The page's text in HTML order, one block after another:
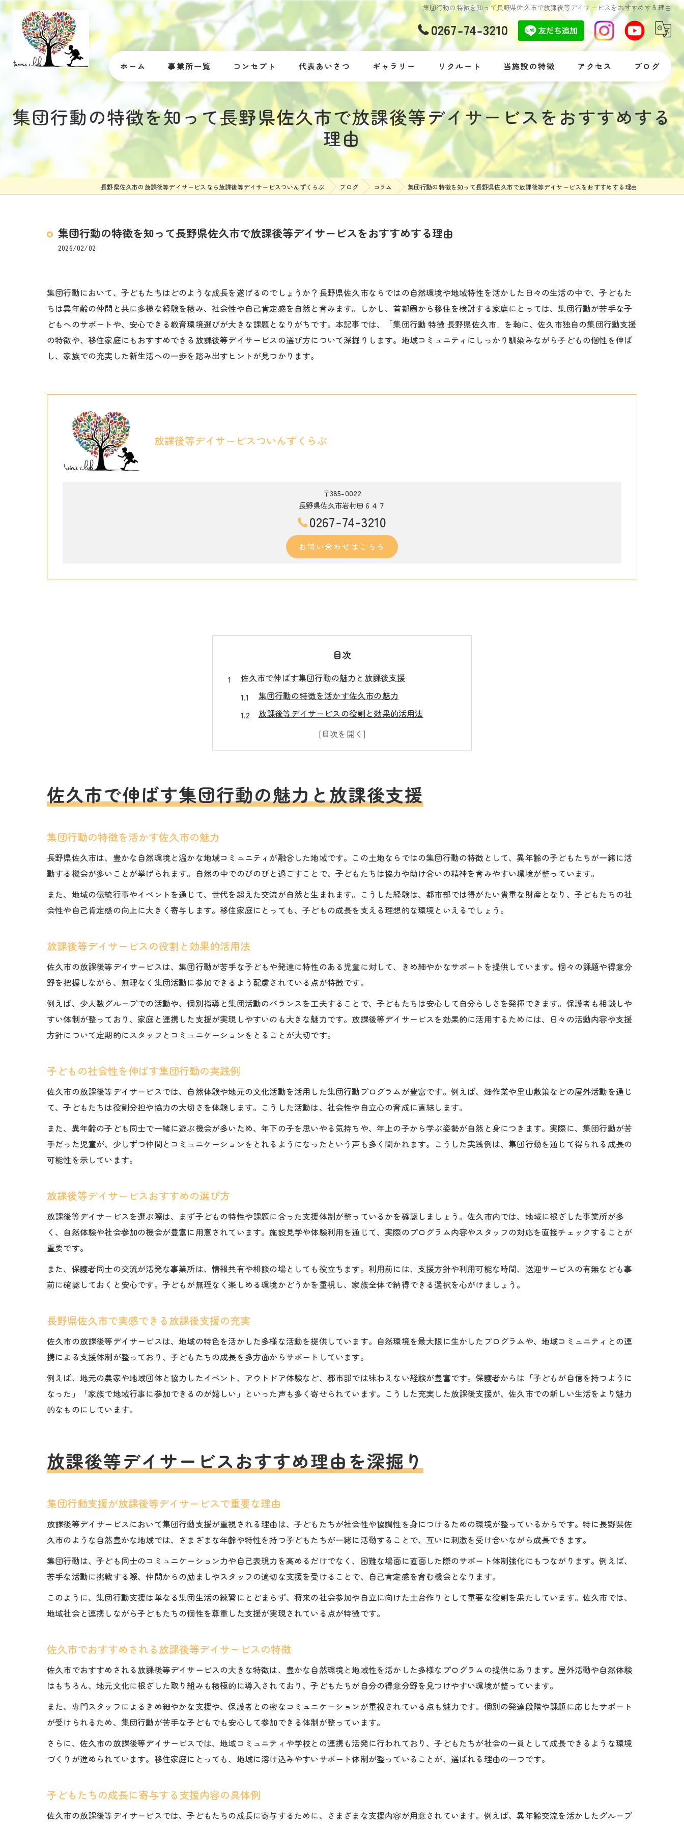
集団行動の特徴を知って長野県佐久市で放課後等デイサービスをおすすめする理由
0267-74-3210
ホーム 事業所一覧 コンセプト 代表あいさつ ギャラリー リクルート 当施設の特徴
自閉症
発達障がい
落ち着きがない
体験
アクセス ブログ
コラム
集団行動の特徴を知って長野県佐久市で放課後等デイサービスをおすすめする
理由
長野県佐久市の放課後等デイサービスなら放課後等デイサービスついんずくらぶ ブログ コラム 集団行動の特徴を知って長野県佐久市で放課後等デイサービスをおすすめする理由
集団行動の特徴を知って長野県佐久市で放課後等デイサービスをおすすめする理由
2026/02/02
集団行動において、子どもたちはどのような成長を遂げるのでしょうか？長野県佐久市ならではの自然環境や地域特性を活かした日々の生活の中で、子どもた
ちは異年齢の仲間と共に多様な経験を積み、社会性や自己肯定感を自然と育みます。しかし、首都圏から移住を検討する家庭にとっては、集団行動が苦手な子
どもへのサポートや、安心できる教育環境選びが大きな課題となりがちです。本記事では、「集団行動 特徴 長野県佐久市」を軸に、佐久市独自の集団行動支援
の特徴や、移住家庭にもおすすめできる放課後等デイサービスの選び方について深掘りします。地域コミュニティにしっかり馴染みながら子どもの個性を伸ば
し、家族での充実した新生活への一歩を踏み出すヒントが見つかります。
放課後等デイサービスついんずくらぶ
〒385-0022
長野県佐久市岩村田６４７
0267-74-3210
お問い合わせはこちら
目次
佐久市で伸ばす集団行動の魅力と放課後支援
集団行動の特徴を活かす佐久市の魅力
放課後等デイサービスの役割と効果的活用法
子どもの社会性を伸ばす集団行動の実践例
放課後等デイサービスおすすめの選び方
放課後等デイサービスおすすめ理由を深掘り
集団行動支援が放課後等デイサービスで重要な理由
保護者が注目したいおすすめポイントとは
地域特性を反映した放課後の集団活動の魅力
自然豊かな佐久市が育む集団行動の特徴とは
自然環境を活かす集団行動の独自性
異年齢交流で広がる子どもの社会性
自然と共に育つ放課後等デイサービスの魅力
子どもの個性を活かす放課後等デイサービス選び
個性を伸ばす放課後等デイサービスの選び方
集団行動が苦手な子にも合う支援方法
多様な子どもに対応したサポート体制
集団行動が苦手な子へ佐久市でできること
集団行動が苦手な子どもへの支援策
放課後等デイサービス活用で安心を提供
移住家庭に響く佐久市の集団行動支援の実例
移住家庭が実感する集団行動支援の良さ
佐久市に根付いた集団活動の特徴的な場面
保護者の声で分かる安心ポイント
佐久市で伸ばす集団行動の魅力と放課後支援
集団行動の特徴を活かす佐久市の魅力
長野県佐久市は、豊かな自然環境と温かな地域コミュニティが融合した地域です。この土地ならではの集団行動の特徴として、異年齢の子どもたちが一緒に活
動する機会が多いことが挙げられます。自然の中でのびのびと過ごすことで、子どもたちは協力や助け合いの精神を育みやすい環境が整っています。
また、地域の伝統行事やイベントを通じて、世代を超えた交流が自然と生まれます。こうした経験は、都市部では得がたい貴重な財産となり、子どもたちの社
会性や自己肯定感の向上に大きく寄与します。移住家庭にとっても、子どもの成長を支える理想的な環境といえるでしょう。
放課後等デイサービスの役割と効果的活用法
佐久市の放課後等デイサービスは、集団行動が苦手な子どもや発達に特性のある児童に対して、きめ細やかなサポートを提供しています。個々の課題や得意分
野を把握しながら、無理なく集団活動に参加できるよう配慮されている点が特徴です。
例えば、少人数グループでの活動や、個別指導と集団活動のバランスを工夫することで、子どもたちは安心して自分らしさを発揮できます。保護者も相談しや
すい体制が整っており、家庭と連携した支援が実現しやすいのも大きな魅力です。放課後等デイサービスを効果的に活用するためには、日々の活動内容や支援
方針について定期的にスタッフとコミュニケーションをとることが大切です。
子どもの社会性を伸ばす集団行動の実践例
佐久市の放課後等デイサービスでは、自然体験や地元の文化活動を活用した集団行動プログラムが豊富です。例えば、畑作業や里山散策などの屋外活動を通じ
て、子どもたちは役割分担や協力の大切さを体験します。こうした活動は、社会性や自立心の育成に直結します。
また、異年齢の子ども同士で一緒に遊ぶ機会が多いため、年下の子を思いやる気持ちや、年上の子から学ぶ姿勢が自然と身につきます。実際に、集団行動が苦
手だった児童が、少しずつ仲間とコミュニケーションをとれるようになったという声も多く聞かれます。こうした実践例は、集団行動を通じて得られる成長の
可能性を示しています。
放課後等デイサービスおすすめの選び方
放課後等デイサービスを選ぶ際は、まず子どもの特性や課題に合った支援体制が整っているかを確認しましょう。佐久市内では、地域に根ざした事業所が多
く、自然体験や社会参加の機会が豊富に用意されています。施設見学や体験利用を通じて、実際のプログラム内容やスタッフの対応を直接チェックすることが
重要です。
また、保護者同士の交流が活発な事業所は、情報共有や相談の場としても役立ちます。利用前には、支援方針や利用可能な時間、送迎サービスの有無なども事
前に確認しておくと安心です。子どもが無理なく楽しめる環境かどうかを重視し、家族全体で納得できる選択を心がけましょう。
長野県佐久市で実感できる放課後支援の充実
佐久市の放課後等デイサービスは、地域の特色を活かした多様な活動を提供しています。自然環境を最大限に生かしたプログラムや、地域コミュニティとの連
携による支援体制が整っており、子どもたちの成長を多方面からサポートしています。
例えば、地元の農家や地域団体と協力したイベント、アウトドア体験など、都市部では味わえない経験が豊富です。保護者からは「子どもが自信を持つように
なった」「家族で地域行事に参加できるのが嬉しい」といった声も多く寄せられています。こうした充実した放課後支援が、佐久市での新しい生活をより魅力
的なものにしています。
放課後等デイサービスおすすめ理由を深掘り
集団行動支援が放課後等デイサービスで重要な理由
放課後等デイサービスにおいて集団行動支援が重視される理由は、子どもたちが社会性や協調性を身につけるための環境が整っているからです。特に長野県佐
久市のような自然豊かな地域では、さまざまな年齢や特性を持つ子どもたちが一緒に活動することで、互いに刺激を受け合いながら成長できます。
集団行動は、子ども同士のコミュニケーション力や自己表現力を高めるだけでなく、困難な場面に直面した際のサポート体制強化にもつながります。例えば、
苦手な活動に挑戦する際、仲間からの励ましやスタッフの適切な支援を受けることで、自己肯定感を育む機会となります。
このように、集団行動支援は単なる集団生活の練習にとどまらず、将来の社会参加や自立に向けた土台作りとして重要な役割を果たしています。佐久市では、
地域社会と連携しながら子どもたちの個性を尊重した支援が実現されている点が特徴です。
佐久市でおすすめされる放課後等デイサービスの特徴
佐久市でおすすめされる放課後等デイサービスの大きな特徴は、豊かな自然環境と地域性を活かした多様なプログラムの提供にあります。屋外活動や自然体験
はもちろん、地元文化に根ざした取り組みも積極的に導入されており、子どもたちが自分の得意分野を見つけやすい環境が整っています。
また、専門スタッフによるきめ細やかな支援や、保護者との密なコミュニケーションが重視されている点も魅力です。個別の発達段階や課題に応じたサポート
が受けられるため、集団行動が苦手な子どもでも安心して参加できる体制が整っています。
さらに、佐久市の放課後等デイサービスでは、地域コミュニティや学校との連携も活発に行われており、子どもたちが社会の一員として成長できるような環境
づくりが進められています。移住家庭にとっても、地域に溶け込みやすいサポート体制が整っていることが、選ばれる理由の一つです。
子どもたちの成長に寄与する支援内容の具体例
佐久市の放課後等デイサービスでは、子どもたちの成長に寄与するために、さまざまな支援内容が用意されています。例えば、異年齢交流を活かしたグループ